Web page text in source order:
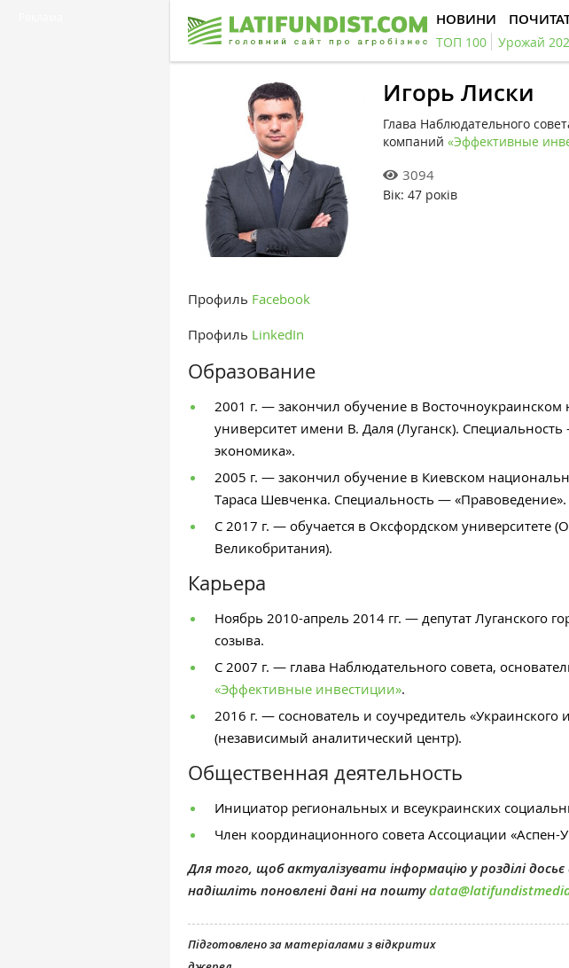
НОВИНИ
ТОП 100 Урожай
Игорь Лиски
Глава Наблюдательного
компаний «Эффективные
3094
Вік: 47 років
Профиль Facebook
Профиль LinkedIn
Образование
2001 г. — закончил обучение в
университет имени В. Даля (Луганск).
экономика».
2005 г. — закончил обучение в Киевском
Тараса Шевченка. Специальность — «Правоведение».
С 2017 г. — обучается в Оксфордском университете
Великобритания).
Карьера
Ноябрь 2010-апрель 2014 гг. — депутат Луганского
созыва.
С 2007 г. — глава Наблюдательного совета,
«Эффективные инвестиции».
2016 г. — соснователь и соучредитель «Украинского
(независимый аналитический центр).
Общественная деятельность
Инициатор региональных и всеукраинских
Член координационного совета Ассоциации «Аспен-
Для того, щоб актуалізувати інформацію у розділі досьє
надішліть поновлені дані на пошту
Підготовлено за матеріалами з відкритих